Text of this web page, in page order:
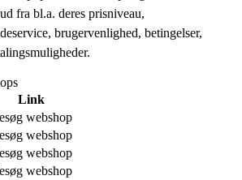
fra bl.a. deres prisniveau,
brugervenlighed, betingelser,
Link
webshop
webshop
webshop
webshop